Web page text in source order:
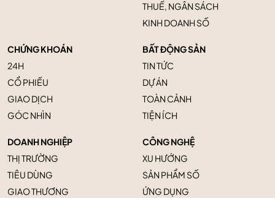
THUẾ, NGÂN SÁCH
KINH DOANH SỐ
CHỨNG KHOÁN
24H
CỔ PHIẾU
GIAO DỊCH
GÓC NHÌN
BẤT ĐỘNG SẢN
TIN TỨC
DỰ ÁN
TOÀN CẢNH
TIỆN ÍCH
DOANH NGHIỆP
THỊ TRƯỜNG
TIÊU DÙNG
GIAO THƯƠNG
CÔNG NGHỆ
XU HƯỚNG
SẢN PHẨM SỐ
ỨNG DỤNG